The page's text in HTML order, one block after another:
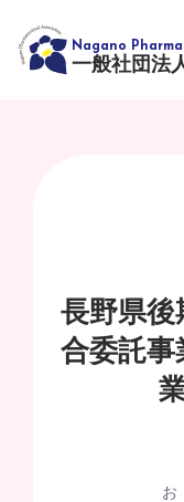
一般社団法
長野県後
合委託事
お